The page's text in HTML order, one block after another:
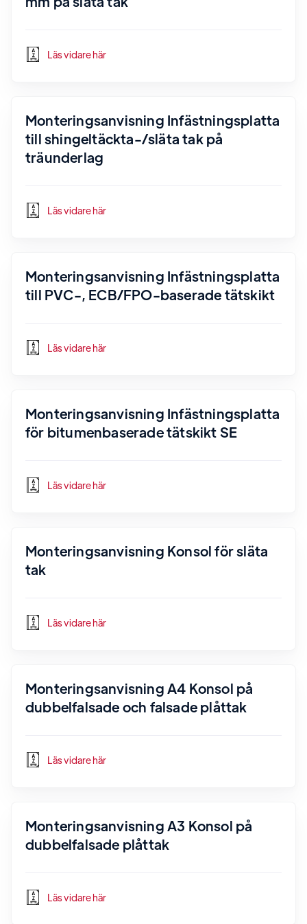
Läs vidare här
Monteringsanvisning Infästningsplatta
till shingeltäckta-/släta tak på
träunderlag
Läs vidare här
Monteringsanvisning Infästningsplatta
till PVC-, ECB/FPO-baserade tätskikt
Läs vidare här
Monteringsanvisning Infästningsplatta
för bitumenbaserade tätskikt SE
Läs vidare här
Monteringsanvisning Konsol för släta
tak
Läs vidare här
Monteringsanvisning A4 Konsol på
dubbelfalsade och falsade plåttak
Läs vidare här
Monteringsanvisning A3 Konsol på
dubbelfalsade plåttak
Läs vidare här